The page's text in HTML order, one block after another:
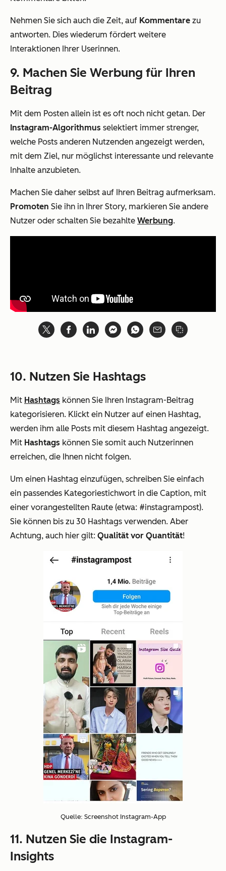
Nehmen Sie sich auch die Zeit, auf Kommentare zu
antworten. Dies wiederum fördert weitere
Interaktionen Ihrer Userinnen.
9. Machen Sie Werbung für Ihren
Beitrag
Mit dem Posten allein ist es oft noch nicht getan. Der
Instagram-Algorithmus selektiert immer strenger,
welche Posts anderen Nutzenden angezeigt werden,
mit dem Ziel, nur möglichst interessante und relevante
Inhalte anzubieten.
Machen Sie daher selbst auf Ihren Beitrag aufmerksam.
Promoten Sie ihn in Ihrer Story, markieren Sie andere
Nutzer oder schalten Sie bezahlte Werbung.
10. Nutzen Sie Hashtags
Mit Hashtags können Sie Ihren Instagram-Beitrag
kategorisieren. Klickt ein Nutzer auf einen Hashtag,
werden ihm alle Posts mit diesem Hashtag angezeigt.
Mit Hashtags können Sie somit auch Nutzerinnen
erreichen, die Ihnen nicht folgen.
Um einen Hashtag einzufügen, schreiben Sie einfach
ein passendes Kategoriestichwort in die Caption, mit
einer vorangestellten Raute (etwa: #instagrampost).
Sie können bis zu 30 Hashtags verwenden. Aber
Achtung, auch hier gilt: Qualität vor Quantität!
Quelle: Screenshot Instagram-App
11. Nutzen Sie die Instagram-
Insights